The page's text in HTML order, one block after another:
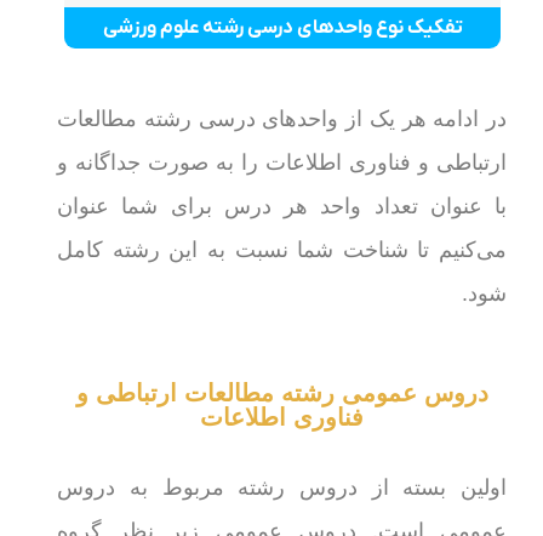
تفکیک نوع واحدهای درسی رشته علوم ورزشی
در ادامه هر یک از واحدهای درسی رشته مطالعات
ارتباطی و فناوری اطلاعات را به صورت جداگانه و
با عنوان تعداد واحد هر درس برای شما عنوان
می‌کنیم تا شناخت شما نسبت به این رشته کامل
شود.
دروس عمومی رشته مطالعات ارتباطی و
فناوری اطلاعات
اولین بسته از دروس رشته مربوط به دروس
عمومی است. دروس عمومی زیر نظر گروه